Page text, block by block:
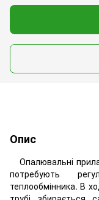
Опис
Опалювальні
потребують
теплообмінника. В